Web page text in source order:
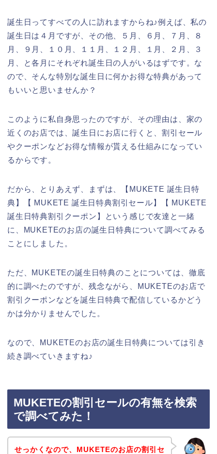
誕生日ってすべての人に訪れますからね♪例えば、私の
誕生日は４月ですが、その他、５月、６月、７月、８
月、９月、１０月、１１月、１２月、１月、２月、３
月、と各月にそれぞれ誕生日の人がいるはずです。な
ので、そんな特別な誕生日に何かお得な特典があって
もいいと思いませんか？
このように私自身思ったのですが、その理由は、家の
近くのお店では、誕生日にお店に行くと、割引セール
やクーポンなどお得な情報が貰える仕組みになってい
るからです。
だから、とりあえず、まずは、【MUKETE 誕生日特
典】【 MUKETE 誕生日特典割引セール】【 MUKETE
誕生日特典割引クーポン】という感じで友達と一緒
に、MUKETEのお店の誕生日特典について調べてみる
ことにしました。
ただ、MUKETEの誕生日特典のことについては、徹底
的に調べたのですが、残念ながら、MUKETEのお店で
割引クーポンなどを誕生日特典で配信しているかどう
かは分かりませんでした。
なので、MUKETEのお店の誕生日特典については引き
続き調べていきますね♪
MUKETEの割引セールの有無を検索
で調べてみた！
せっかくなので、MUKETEのお店の割引セ